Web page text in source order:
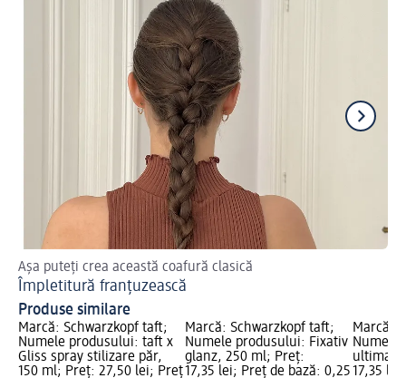
Așa puteți crea această coafură clasică
Împletitură franțuzească
Produse similare
Marcă: Schwarzkopf taft;
Numele produsului: taft x
Gliss spray stilizare păr,
150 ml; Preț: 27,50 lei; Preț
Marcă: Schwarzkopf taft;
Numele produsului: Fixativ
glanz, 250 ml; Preț:
17,35 lei; Preț de bază: 0,25
Marcă:
Numele
17,35